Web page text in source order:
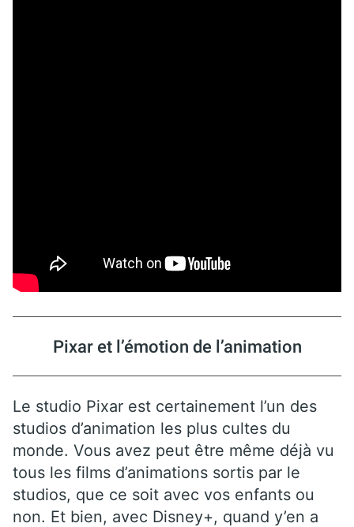
Pixar et l’émotion de l’animation
Le studio Pixar est certainement l’un des
studios d’animation les plus cultes du
monde. Vous avez peut être même déjà vu
tous les films d’animations sortis par le
studios, que ce soit avec vos enfants ou
non. Et bien, avec Disney+, quand y’en a